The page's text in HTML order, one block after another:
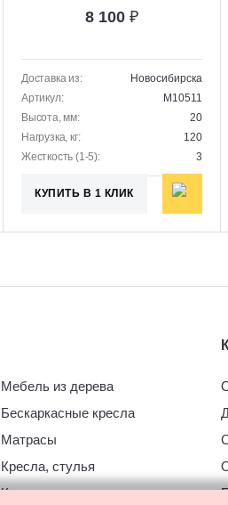
8 100 ₽
Доставка из:
Новосибирска
Артикул:
M10511
Высота, мм:
20
Нагрузка, кг:
120
Жесткость (1-5):
3
КУПИТЬ В 1 КЛИК
Мебель из дерева
Бескаркасные кресла
Матрасы
Кресла, стулья
Кровати